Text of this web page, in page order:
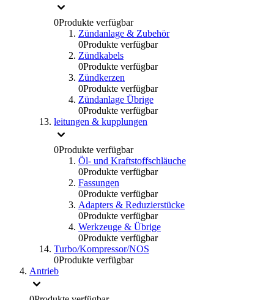
0Produkte verfügbar
Zündanlage & Zubehör
0Produkte verfügbar
Zündkabels
0Produkte verfügbar
Zündkerzen
0Produkte verfügbar
Zündanlage Übrige
0Produkte verfügbar
leitungen & kupplungen
0Produkte verfügbar
Öl- und Kraftstoffschläuche
0Produkte verfügbar
Fassungen
0Produkte verfügbar
Adapters & Reduzierstücke
0Produkte verfügbar
Werkzeuge & Übrige
0Produkte verfügbar
Turbo/Kompressor/NOS
0Produkte verfügbar
Antrieb